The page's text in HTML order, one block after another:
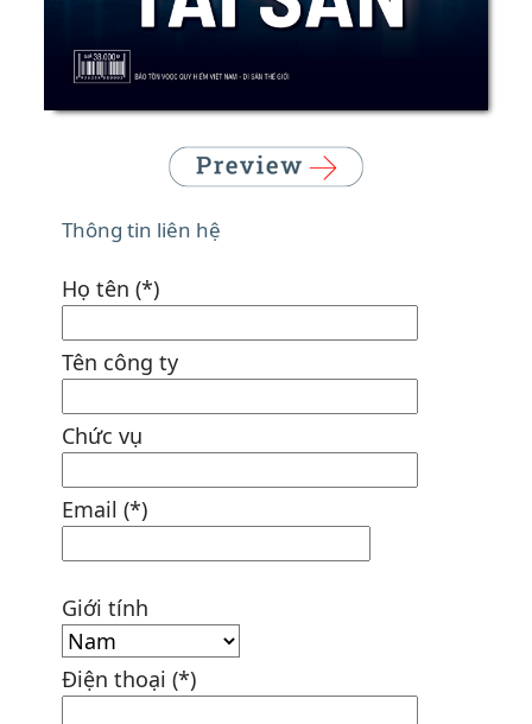
Thông tin liên hệ
Họ tên (*)
Tên công ty
Chức vụ
Email (*)
Giới tính
Điện thoại (*)